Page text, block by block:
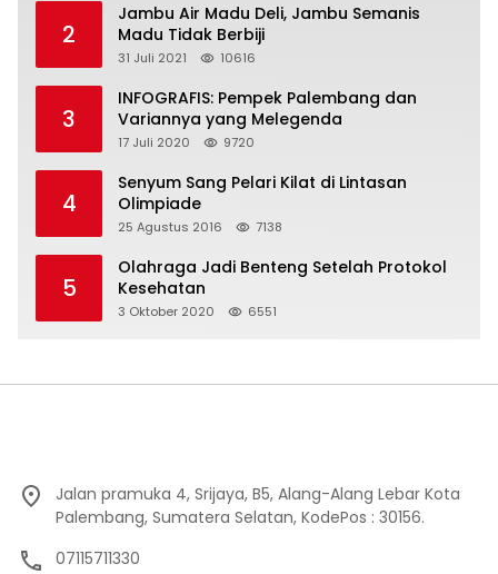
2
Jambu Air Madu Deli, Jambu Semanis
Madu Tidak Berbiji
31 Juli 2021 10616
3
INFOGRAFIS: Pempek Palembang dan
Variannya yang Melegenda
17 Juli 2020 9720
4
Senyum Sang Pelari Kilat di Lintasan
Olimpiade
25 Agustus 2016 7138
5
Olahraga Jadi Benteng Setelah Protokol
Kesehatan
3 Oktober 2020 6551
Jalan pramuka 4, Srijaya, B5, Alang-Alang Lebar Kota
Palembang, Sumatera Selatan, KodePos : 30156.
07115711330